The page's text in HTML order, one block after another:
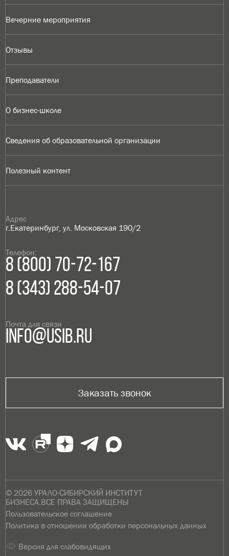
Вечерние мероприятия
Отзывы
Преподаватели
О бизнес-школе
Сведения об образовательной организации
Полезный контент
Адрес
г.Екатеринбург, ул. Московская 190/2
Телефон:
8 (800) 70-72-167
8 (343) 288-54-07
Почта для связи
info@usib.ru
Заказать звонок
© 2026 УРАЛО-СИБИРСКИЙ ИНСТИТУТ
БИЗНЕСА.ВСЕ ПРАВА ЗАЩИЩЕНЫ
Пользовательское соглашение
Политика в отношении обработки персональных данных
Версия для слабовидящих